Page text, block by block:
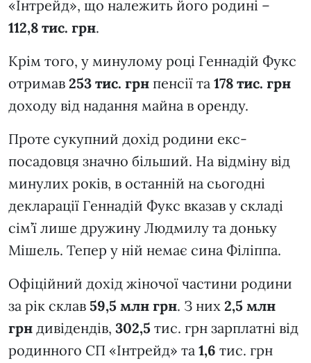
«Інтрейд», що належить його родині –
112,8 тис. грн.
Крім того, у минулому році Геннадій Фукс
отримав 253 тис. грн пенсії та 178 тис. грн
доходу від надання майна в оренду.
Проте сукупний дохід родини екс-
посадовця значно більший. На відміну від
минулих років, в останній на сьогодні
декларації Геннадій Фукс вказав у складі
сім’ї лише дружину Людмилу та доньку
Мішель. Тепер у ній немає сина Філіппа.
Офіційний дохід жіночої частини родини
за рік склав 59,5 млн грн. З них 2,5 млн
грн дивідендів, 302,5 тис. грн зарплатні від
родинного СП «Інтрейд» та 1,6 тис. грн